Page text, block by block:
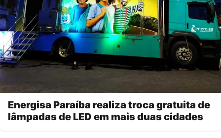
Energisa Paraíba realiza troca gratuita de
lâmpadas de LED em mais duas cidades